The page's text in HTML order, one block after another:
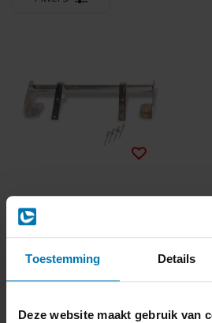
Toestemming Details
Deze website maakt gebruik van
Ladder aanhaakset
€85,00 Excl. btw
Vergelijk